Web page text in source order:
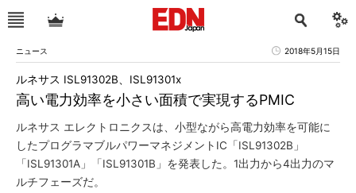
ニュース 2018年5月15日
高い電力効率を小さい面積で実現するPMIC
ルネサス ISL91302B、ISL91301x
ルネサス エレクトロニクスは、小型ながら高電力効率を可能に
したプログラマブルパワーマネジメントIC「ISL91302B」
「ISL91301A」「ISL91301B」を発表した。1出力から4出力のマ
ルチフェーズだ。